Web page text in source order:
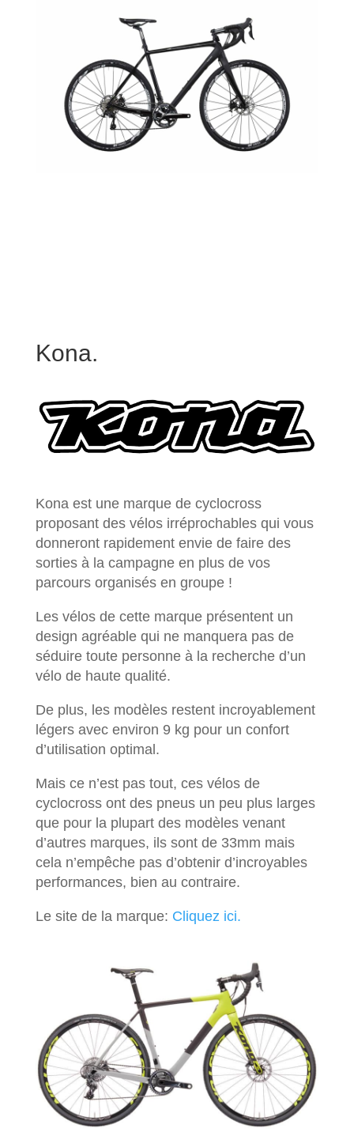
Kona.
Kona est une marque de cyclocross
proposant des vélos irréprochables qui vous
donneront rapidement envie de faire des
sorties à la campagne en plus de vos
parcours organisés en groupe !
Les vélos de cette marque présentent un
design agréable qui ne manquera pas de
séduire toute personne à la recherche d’un
vélo de haute qualité.
De plus, les modèles restent incroyablement
légers avec environ 9 kg pour un confort
d’utilisation optimal.
Mais ce n’est pas tout, ces vélos de
cyclocross ont des pneus un peu plus larges
que pour la plupart des modèles venant
d’autres marques, ils sont de 33mm mais
cela n’empêche pas d’obtenir d’incroyables
performances, bien au contraire.
Le site de la marque: Cliquez ici.